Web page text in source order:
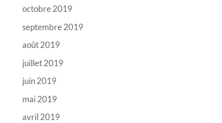
octobre 2019
septembre 2019
août 2019
juillet 2019
juin 2019
mai 2019
avril 2019